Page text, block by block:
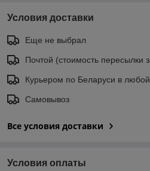
Условия доставки
Еще не выбрал
Почтой (стоимость пересылки
Курьером по Беларуси в
Самовывоз
Все условия доставки
Условия оплаты